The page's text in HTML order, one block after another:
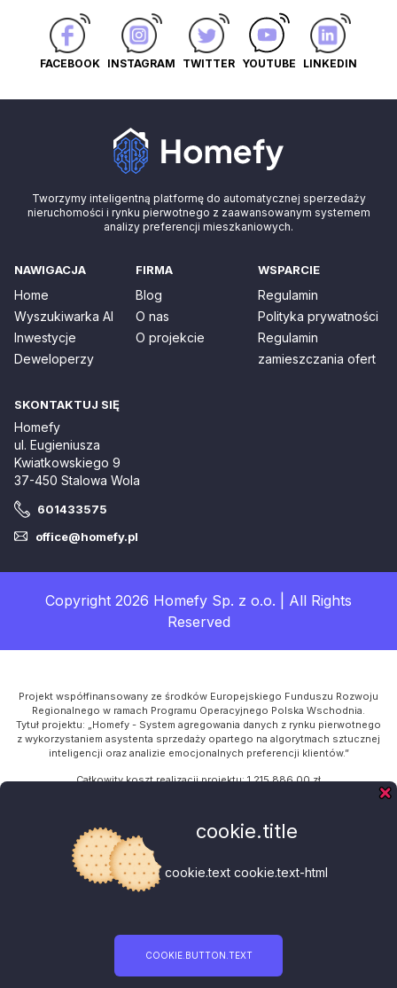
FACEBOOK INSTAGRAM TWITTER YOUTUBE LINKEDIN
Tworzymy inteligentną platformę do automatycznej sperzedaży
nieruchomości i rynku pierwotnego z zaawansowanym systemem
analizy preferencji mieszkaniowych.
NAWIGACJA
Home
Wyszukiwarka AI
Inwestycje
Deweloperzy
FIRMA
Blog
O nas
O projekcie
WSPARCIE
Regulamin
Polityka prywatności
Regulamin
zamieszczania ofert
SKONTAKTUJ SIĘ
Homefy
ul. Eugieniusza
Kwiatkowskiego 9
37-450 Stalowa Wola
601433575
office@homefy.pl
Copyright 2026 Homefy Sp. z o.o. | All Rights
Reserved
Projekt współfinansowany ze środków Europejskiego Funduszu Rozwoju
Regionalnego w ramach Programu Operacyjnego Polska Wschodnia.
Tytuł projektu: „Homefy - System agregowania danych z rynku pierwotnego
z wykorzystaniem asystenta sprzedaży opartego na algorytmach sztucznej
inteligencji oraz analizie emocjonalnych preferencji klientów.”
Całkowity koszt realizacji projektu: 1 215 886,00 zł
Oś Priorytetowa I: Przedsiębiorcza Polska Wschodnia
Działanie: 1.1 Platformy startowe dla nowych pomysłów
Poddziałanie: 1.1.2 Rozwój start-upów w Polsce Wschodniej
default.footer-eu-info-4
cookie.title
cookie.text cookie.text-html
COOKIE.BUTTON.TEXT